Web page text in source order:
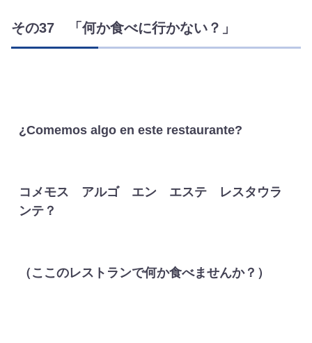
その37 「何か食べに行かない？」
¿Comemos algo en este restaurante?
コメモス アルゴ エン エステ レスタウラ
ンテ？
（ここのレストランで何か食べませんか？）